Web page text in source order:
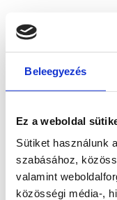
Beleegyezés
Ez a weboldal
Sütiket használunk
szabásához,
valamint
közösségi média-,